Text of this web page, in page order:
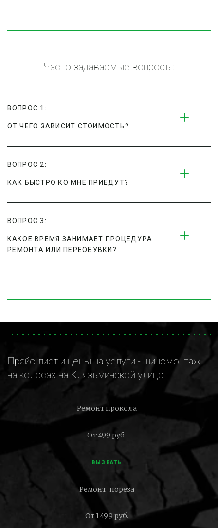
Часто задаваемые вопросы:
ВОПРОС 1:
ОТ ЧЕГО ЗАВИСИТ СТОИМОСТЬ?
ВОПРОС 2:
КАК БЫСТРО КО МНЕ ПРИЕДУТ?
ВОПРОС 3:
КАКОЕ ВРЕМЯ ЗАНИМАЕТ ПРОЦЕДУРА
РЕМОНТА ИЛИ ПЕРЕОБУВКИ?
Прайс лист и цены на услуги - шиномонтаж
на колесах на Клязьминской улице
Ремонт прокола
От 499 руб.
ВЫЗВАТЬ
Ремонт пореза
От 1 499 руб.